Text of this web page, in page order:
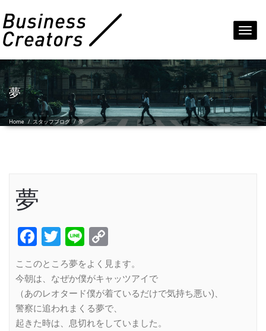
夢
Home / スタッフブログ /夢
夢
Facebook
Twitter
Line
Link
ここのところ夢をよく見ます。
今朝は、なぜか僕がキャッツアイで
（あのレオタード僕が着ているだけで気持ち悪い)、
警察に追われまくる夢で、
起きた時は、息切れをしていました。